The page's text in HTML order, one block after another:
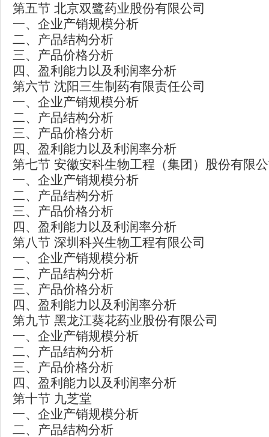
第五节 北京双鹭药业股份有限公司
一、企业产销规模分析
二、产品结构分析
三、产品价格分析
四、盈利能力以及利润率分析
第六节 沈阳三生制药有限责任公司
一、企业产销规模分析
二、产品结构分析
三、产品价格分析
四、盈利能力以及利润率分析
第七节 安徽安科生物工程（集团）股份有限
一、企业产销规模分析
二、产品结构分析
三、产品价格分析
四、盈利能力以及利润率分析
第八节 深圳科兴生物工程有限公司
一、企业产销规模分析
二、产品结构分析
三、产品价格分析
四、盈利能力以及利润率分析
第九节 黑龙江葵花药业股份有限公司
一、企业产销规模分析
二、产品结构分析
三、产品价格分析
四、盈利能力以及利润率分析
第十节 九芝堂
一、企业产销规模分析
二、产品结构分析